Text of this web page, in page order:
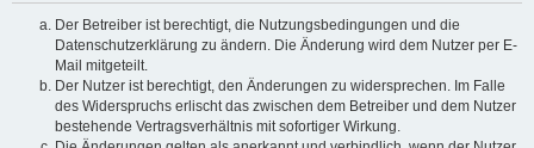
Der Betreiber ist berechtigt, die Nutzungsbedingungen und die
Datenschutzerklärung zu ändern. Die Änderung wird dem Nutzer per E-
Mail mitgeteilt.
Der Nutzer ist berechtigt, den Änderungen zu widersprechen. Im Falle
des Widerspruchs erlischt das zwischen dem Betreiber und dem Nutzer
bestehende Vertragsverhältnis mit sofortiger Wirkung.